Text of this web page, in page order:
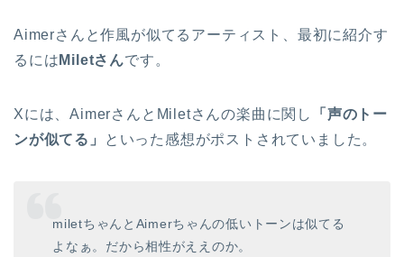
Aimerさんと作風が似てるアーティスト、最初に紹介す
るには Miletさんです。
Xには、AimerさんとMiletさんの楽曲に関し
「声のトー
ンが似てる」
といった感想がポストされていました。
miletちゃんとAimerちゃんの低いトーンは似てる
よなぁ。だから相性がええのか。